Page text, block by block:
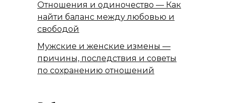
Отношения и одиночество — Как
найти баланс между любовью и
свободой
Мужские и женские измены —
причины, последствия и советы
по сохранению отношений